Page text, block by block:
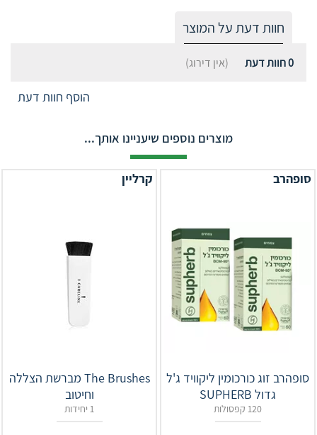
חוות דעת על המוצר
0חוות דעת (אין דירוג)
הוסף חוות דעת
מוצרים נוספים שיעניינו אותך...
סופהרב
סופהרב זוג כורכומין ליקוויד ג'ל
גדול ‎SUPHERB‎‎
120 קפסולות
קרליין
The Brushes מברשת הצללה
וחיטוב
1 יחידות